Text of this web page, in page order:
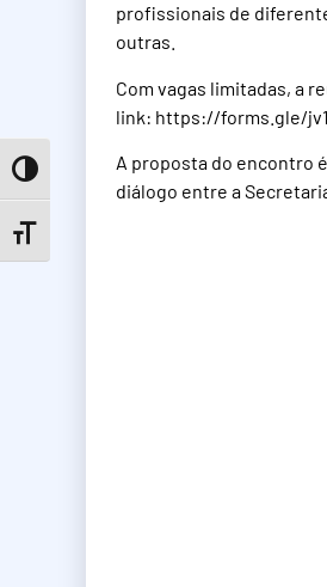
Toggle High Contrast
Toggle Font size
profissionais de
outras.
Com vagas limitadas, a
link: https://forms.gle/
A proposta do encontro
diálogo entre a